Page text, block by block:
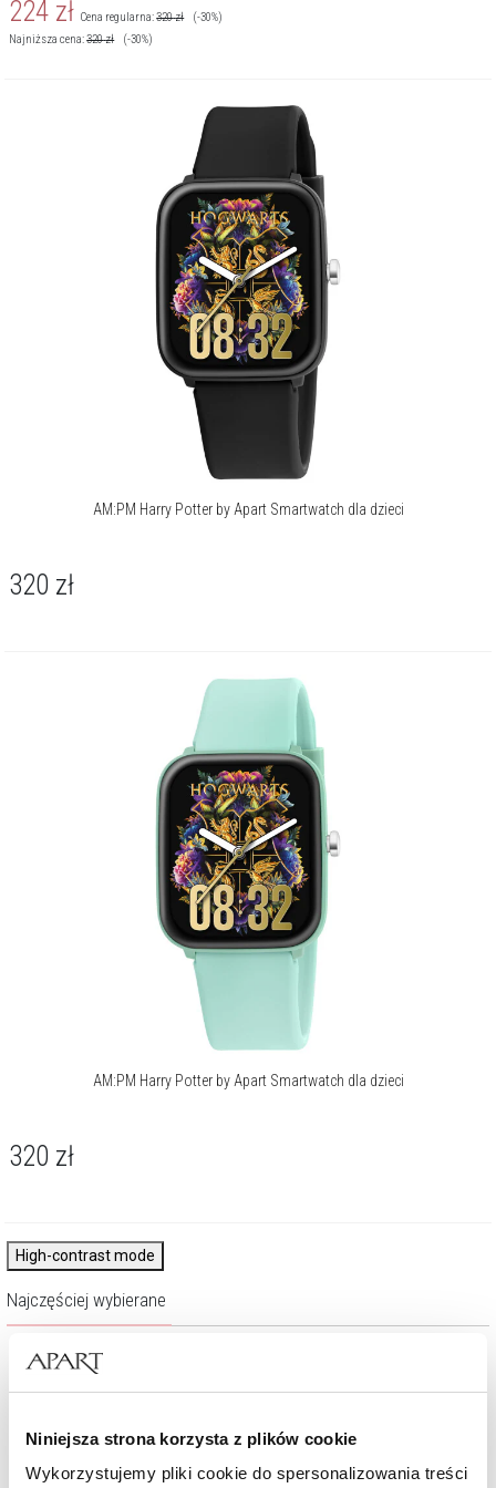
Niniejsza strona korzysta z plików cookie
Wykorzystujemy pliki cookie do spersonalizowania treści
224 zł Cena regularna:320zł
(-30%)
Najniższa cena:320zł (-30%)
AM:PM Harry Potter by Apart Smartwatch dla dzieci
320 zł
AM:PM Harry Potter by Apart Smartwatch dla dzieci
320 zł
High-contrast mode
Najczęściej wybierane
%